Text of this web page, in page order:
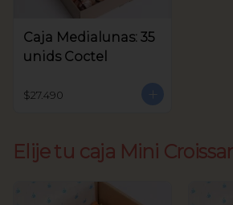
Caja Medialunas: 35
unids Coctel
$27.490
Elije tu caja Mini